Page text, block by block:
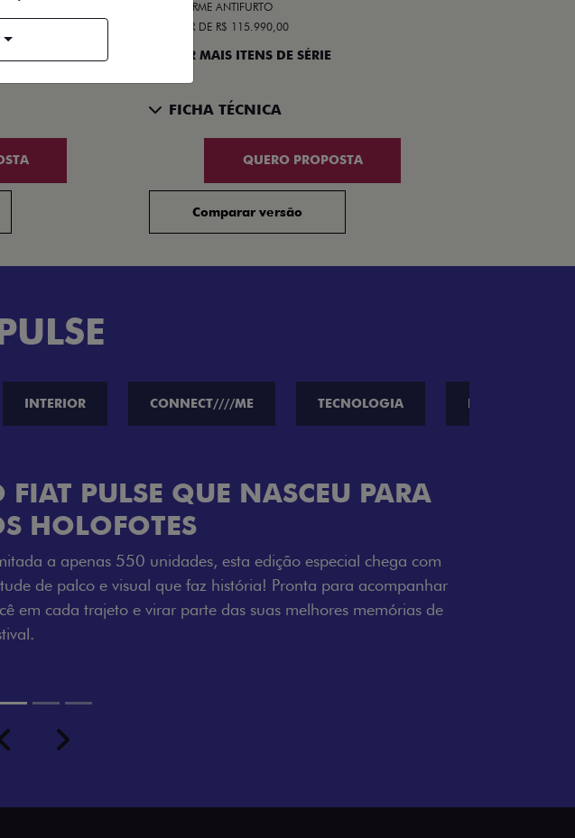
ALARME ANTIFURTO
A PARTIR DE R$ 115.990,00
+ VER MAIS ITENS DE SÉRIE
FICHA TÉCNICA
QUERO PROPOSTA
Comparar versão
INTERIOR CONNECT////ME TECNOLOGIA PERFORMANCE
COM ENERGIA LOLLABR
liga no que compõe a identidade exclusiva do festival: série
adesivo lateral LollaBR e a soleira temática que reforçam
exclusividade, enquanto os detalhes escurecidos, o teto bicolor e as
de liga-leve aro 16” em preto brilhante completam o visual
ainda mais estilo.
PreviousNext